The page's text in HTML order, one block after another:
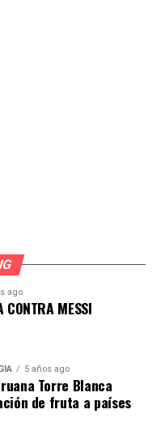
para su
publicado en sus
de Lima Rafael
dijo que este anuncio
que «especular
importante es no solo
ago
MESSI
5 años ago
Torre Blanca
de fruta a países